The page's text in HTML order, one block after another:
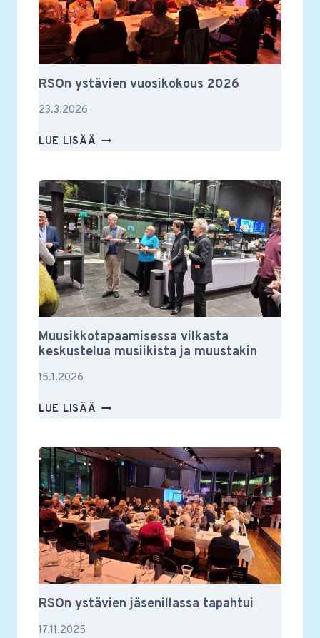
RSOn ystävien vuosikokous 2026
23.3.2026
LUE LISÄÄ RSON
2026
Muusikkotapaamisessa vilkasta
keskustelua musiikista ja muustakin
15.1.2026
LUE LISÄÄ MUUSIKKOTAPAAMISESSA
MUSIIKISTA
MUUSTAKIN
RSOn ystävien jäsenillassa tapahtui
17.11.2025